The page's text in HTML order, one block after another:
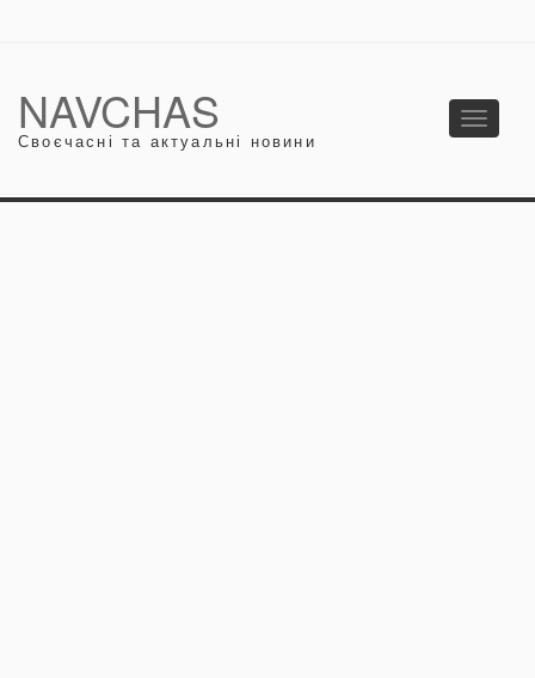
NAVCHAS
Своєчасні та актуальні новини
Toggle